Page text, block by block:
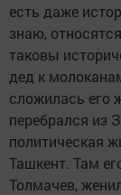
есть даже
знаю,
таковы
дед к
сложилась его
перебрался из
политическая
Ташкент. Там
Толмачев,